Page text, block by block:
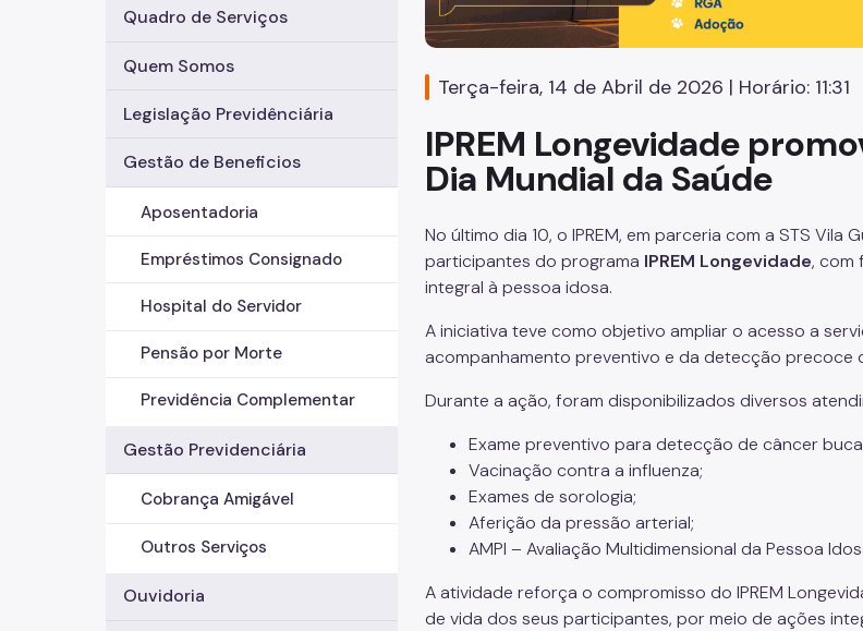
Quadro de Serviços
Quem Somos
Legislação Previdênciária
Gestão de Beneficios
Aposentadoria
Empréstimos Consignado
Hospital do Servidor
Pensão por Morte
Previdência Complementar
Gestão Previdenciária
Cobrança Amigável
Outros Serviços
Ouvidoria
Terça-feira, 14 de Abril de 2026 | Horário: 11:31
IPREM Longevidade
Dia Mundial da Saúde
No último dia 10, o IPREM, em parceria com a STS
participantes do programa IPREM Longevidade, com
integral à pessoa idosa.
A iniciativa teve como objetivo ampliar o acesso a
acompanhamento preventivo e da detecção precoce
Durante a ação, foram disponibilizados diversos
Exame preventivo para detecção de câncer
Vacinação contra a influenza;
Exames de sorologia;
Aferição da pressão arterial;
AMPI – Avaliação Multidimensional da Pessoa
A atividade reforça o compromisso do IPREM
de vida dos seus participantes, por meio de ações